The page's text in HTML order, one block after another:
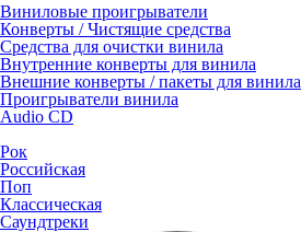
Виниловые проигрыватели
Конверты / Чистящие средства
Средства для очистки винила
Внутренние конверты для винила
Внешние конверты / пакеты для винила
Проигрыватели винила
Audio CD
Рок
Российская
Поп
Классическая
Саундтреки